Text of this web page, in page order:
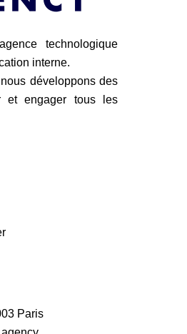
technologique
interne.
développons des
et engager tous les
Paris